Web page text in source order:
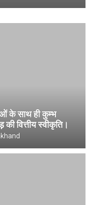
के साथ ही कुम्भ
वित्तीय स्वीकृति।